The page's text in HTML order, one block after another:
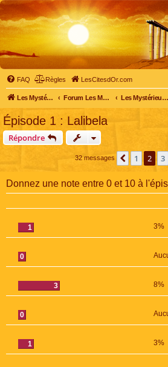
FAQ Règles LesCitesdOr.com
Les Mystérieuses Cités d'Or - LesCitesdOr.com Forum Les Mystérieuses Cités d'Or Les Mystérieuses Cités d'Or
Épisode 1 : Lalibela
Répondre
32 messages Précédente
1 2 3
Donnez une note entre 0 et 10 à
1
3%
0
3
8%
0
1
3%